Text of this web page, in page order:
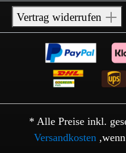
Vertrag widerrufen
* Alle Preise inkl.
Versandkosten